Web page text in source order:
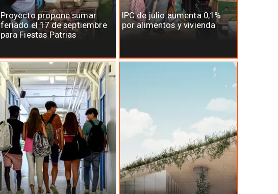
Proyecto propone sumar
feriado el 17 de septiembre
para Fiestas Patrias
IPC de julio aumenta 0,1%
por alimentos y vivienda